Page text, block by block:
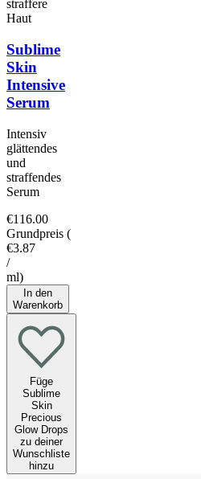
straffere
Haut
Sublime
Skin
Intensive
Serum
Intensiv
glättendes
und
straffendes
Serum
€116.00
Grundpreis (
€3.87
/
ml)
In den
Warenkorb
Füge
Sublime
Skin
Precious
Glow Drops
zu deiner
Wunschliste
hinzu